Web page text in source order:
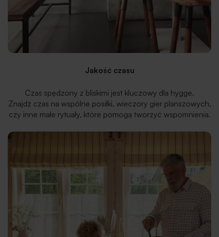
Jakość czasu
Czas spędzony z bliskimi jest kluczowy dla hygge.
Znajdź czas na wspólne posiłki, wieczory gier planszowych,
czy inne małe rytuały, które pomogą tworzyć wspomnienia.